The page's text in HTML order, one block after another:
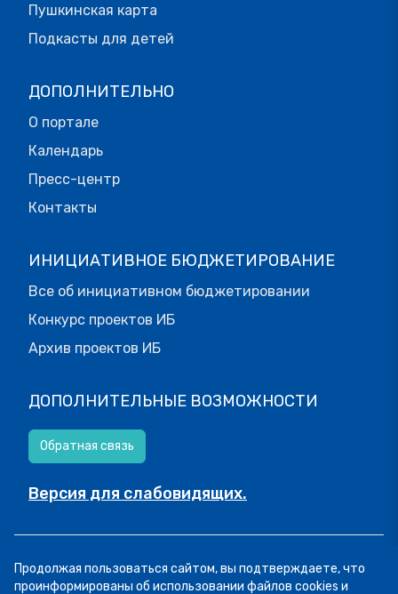
Пушкинская карта
Подкасты для детей
ДОПОЛНИТЕЛЬНО
О портале
Календарь
Пресс-центр
Контакты
ИНИЦИАТИВНОЕ БЮДЖЕТИРОВАНИЕ
Все об инициативном бюджетировании
Конкурс проектов ИБ
Архив проектов ИБ
ДОПОЛНИТЕЛЬНЫЕ ВОЗМОЖНОСТИ
Обратная связь
Версия для слабовидящих.
Все права защищены.Пользовательское соглашение
Продолжая пользоваться сайтом, вы подтверждаете, что
проинформированы об использовании файлов cookies и